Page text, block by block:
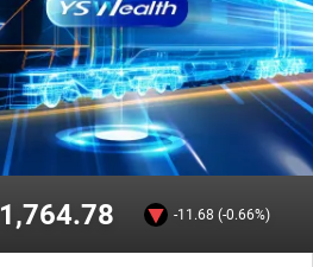
1,764.78 -11.68 (-0.66%)